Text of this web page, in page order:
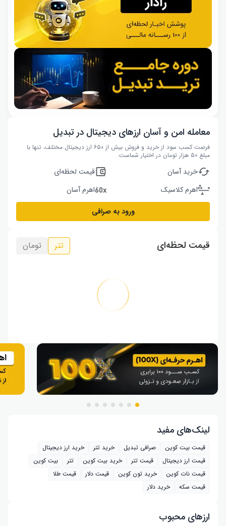
معامله امن و آسان ارزهای دیجیتال در تبدیل
فرصت کسب سود از خرید و فروش بیش از ۶۵۰ ارز دیجیتال مختلف، تنها با
مبلغ ۵۰ هزار تومان در اختیار شماست.
خرید آسان
قیمت لحظه‌ای
اهرم کلاسیک
اهرم آسان
ورود به صرافی
قیمت لحظه‌ای تتر تومان
لینک‌های مفید
قیمت بیت کوین صرافی تبدیل خرید تتر
خرید ارز دیجیتال
قیمت ارز دیجیتال
قیمت تتر خرید بیت‌ کوین تتر
بیت کوین
قیمت نات کوین
خرید تون کوین قیمت دلار
قیمت طلا
قیمت سکه
خرید دلار
ارز‌های محبوب